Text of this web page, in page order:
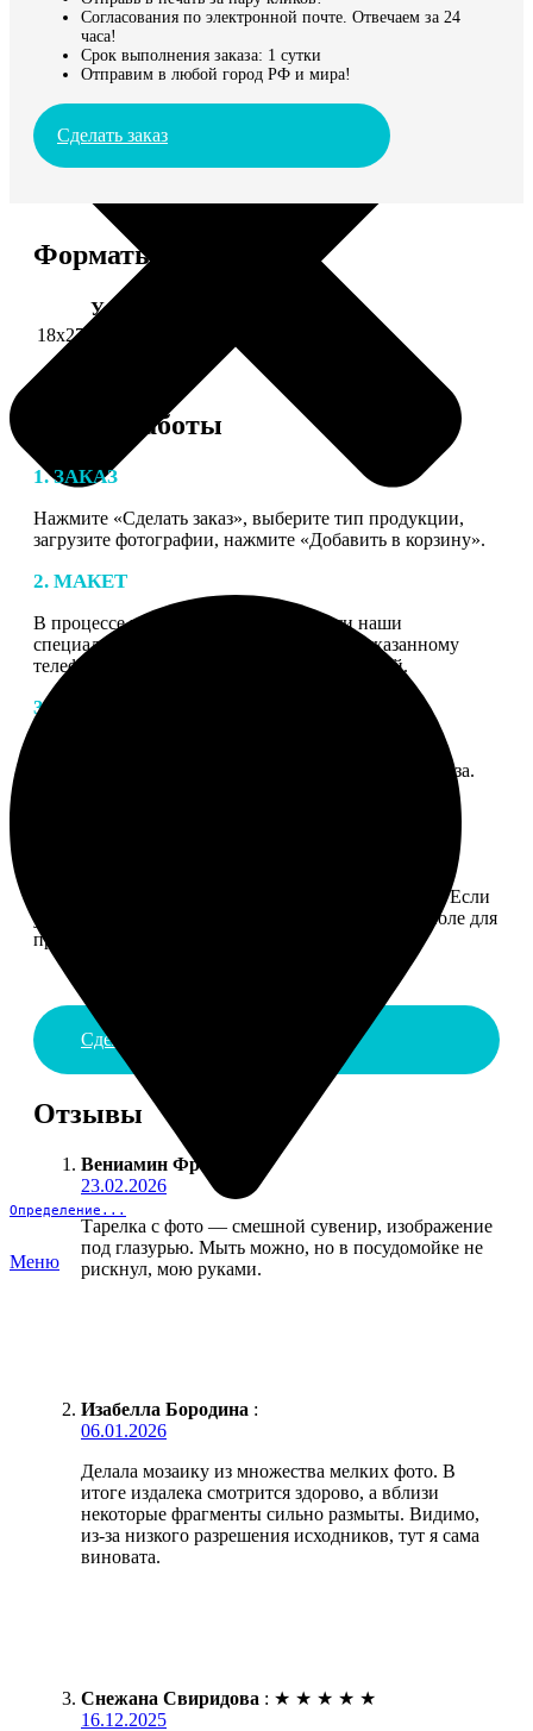
Определение...
Меню
Согласования по электронной почте. Отвечаем за 24
часа!
Срок выполнения заказа: 1 сутки
Отправим в любой город РФ и мира!
Сделать заказ
Форматы и цены
Услуга
18х27 см 126 частей
Этапы работы
1. ЗАКАЗ
Нажмите «Сделать заказ», выберите тип продукции,
загрузите фотографии, нажмите «Добавить в корзину».
2. МАКЕТ
В процессе подготовки заказа к печати наши
специалисты могут связаться с Вами по указанному
телефону или email для согласования деталей.
3. ИЗГОТОВЛЕНИЕ
получите подтверждение на email с описанием заказа.
Введите адрес и выберите способ доставки заказа. Если
у вас есть промокод, введите его в специальное поле для
промокода.
Сделать заказ
Отзывы
Вениамин Фролов
23.02.2026
Тарелка с фото — смешной сувенир, изображение
под глазурью. Мыть можно, но в посудомойке не
рискнул, мою руками.
Изабелла Бородина :
06.01.2026
Делала мозаику из множества мелких фото. В
итоге издалека смотрится здорово, а вблизи
некоторые фрагменты сильно размыты. Видимо,
из-за низкого разрешения исходников, тут я сама
виновата.
Снежана Свиридова : ★ ★ ★ ★ ★
16.12.2025